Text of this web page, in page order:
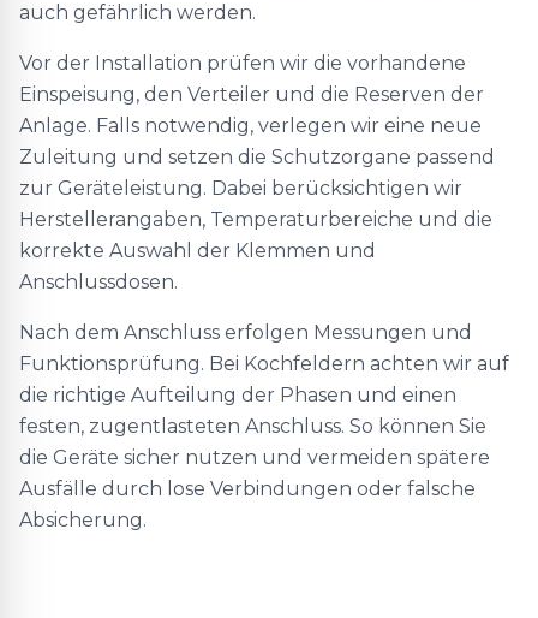
auch gefährlich werden.
Vor der Installation prüfen wir die vorhandene
Einspeisung, den Verteiler und die Reserven der
Anlage. Falls notwendig, verlegen wir eine neue
Zuleitung und setzen die Schutzorgane passend
zur Geräteleistung. Dabei berücksichtigen wir
Herstellerangaben, Temperaturbereiche und die
korrekte Auswahl der Klemmen und
Anschlussdosen.
Nach dem Anschluss erfolgen Messungen und
Funktionsprüfung. Bei Kochfeldern achten wir auf
die richtige Aufteilung der Phasen und einen
festen, zugentlasteten Anschluss. So können Sie
die Geräte sicher nutzen und vermeiden spätere
Ausfälle durch lose Verbindungen oder falsche
Absicherung.